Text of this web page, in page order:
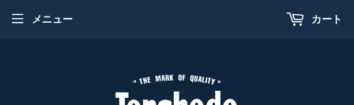
メニュー カート